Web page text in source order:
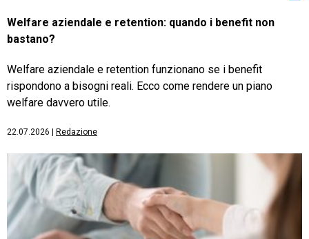
Welfare aziendale e retention: quando i benefit non
bastano?
Welfare aziendale e retention funzionano se i benefit
rispondono a bisogni reali. Ecco come rendere un piano
welfare davvero utile.
22.07.2026 Redazione